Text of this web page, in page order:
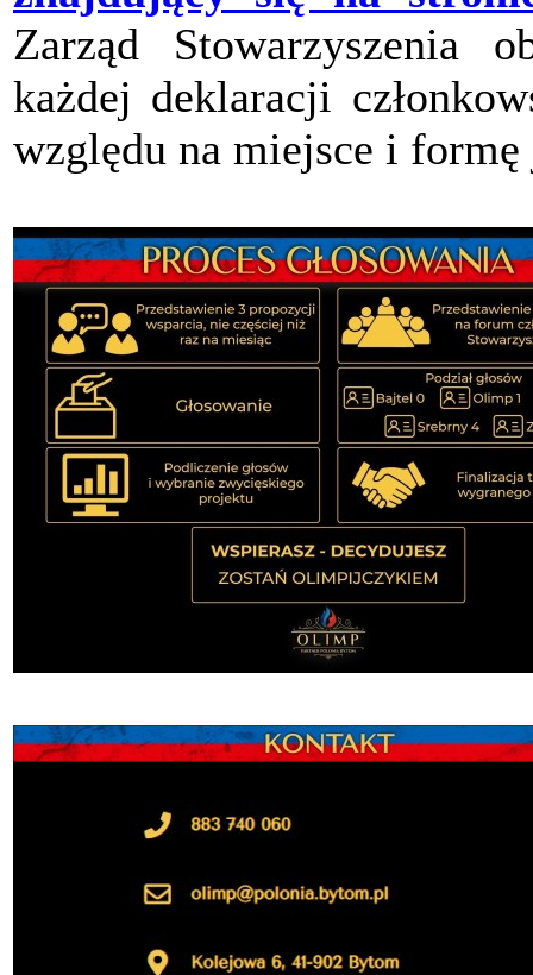
Zarząd Stowarzyszenia
każdej deklaracji
względu na miejsce i